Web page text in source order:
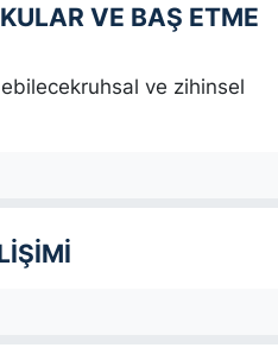
VE BAŞ ETME
ve zihinsel